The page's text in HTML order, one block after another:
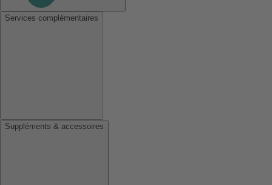
Services complémentaires
Suppléments & accessoires